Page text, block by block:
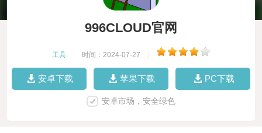
996CLOUD官网
工具 时间：2024-07-27
安卓下载 苹果下载 PC下载
安卓市场，安全绿色